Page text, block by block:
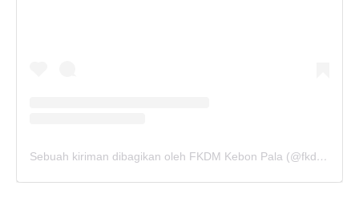
Sebuah kiriman dibagikan oleh FKDM Kebon Pala (@fkdm_kebonpala)